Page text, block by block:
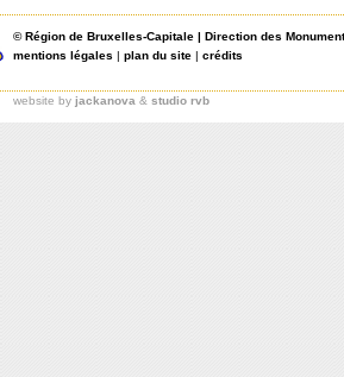
©Région de Bruxelles-Capitale | Direction des
mentions légales | plan du site | crédits
website by jackanova & studio rvb